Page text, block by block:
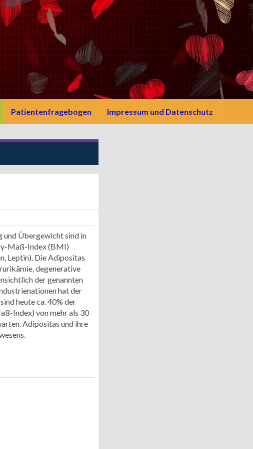
Patientenfragebogen Impressum und Datenschutz
und Übergewicht sind in
Maß-Index (BMI)
Leptin). Die Adipositas
degenerative
der genannten
hat der
heute ca. 40% der
Index) von mehr als 30
Adipositas und ihre